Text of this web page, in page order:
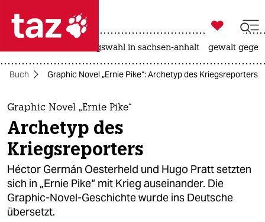
 taz zahl ich
taz zahl ich
themen
politik
öko
gesellschaft
kultur

taz zahl ich
landtagswahl in sachsen-anhalt gewalt
Buch Graphic Novel „Ernie Pike“: Archetyp des Kriegsreporters
Graphic Novel „Ernie Pike“
Archetyp des
Kriegsreporters
Héctor Germán Oesterheld und Hugo Pratt setzten
sich in „Ernie Pike“ mit Krieg auseinander. Die
Graphic-Novel-Geschichte wurde ins Deutsche
übersetzt.